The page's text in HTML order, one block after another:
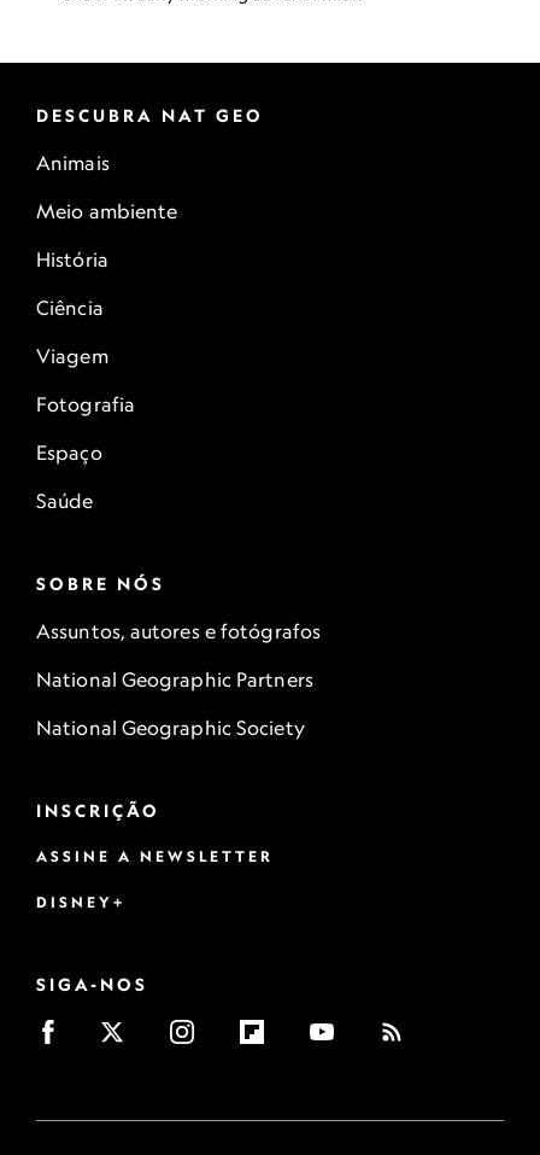
DESCUBRA NAT GEO
Animais
Meio ambiente
História
Ciência
Viagem
Fotografia
Espaço
Saúde
SOBRE NÓS
Assuntos, autores e fotógrafos
National Geographic Partners
National Geographic Society
INSCRIÇÃO
ASSINE A NEWSLETTER
DISNEY+
SIGA-NOS